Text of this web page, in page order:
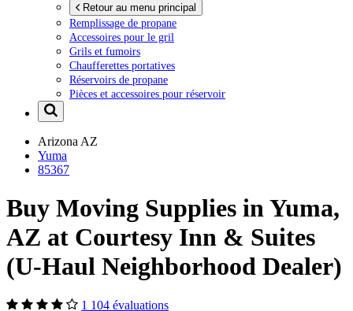
Retour au menu principal
Remplissage de propane
Accessoires pour le gril
Grils et fumoirs
Chaufferettes portatives
Réservoirs de propane
Pièces et accessoires pour réservoir
Arizona AZ
Yuma
85367
Buy Moving Supplies in Yuma,
AZ at Courtesy Inn & Suites
(U-Haul Neighborhood Dealer)
1 104 évaluations